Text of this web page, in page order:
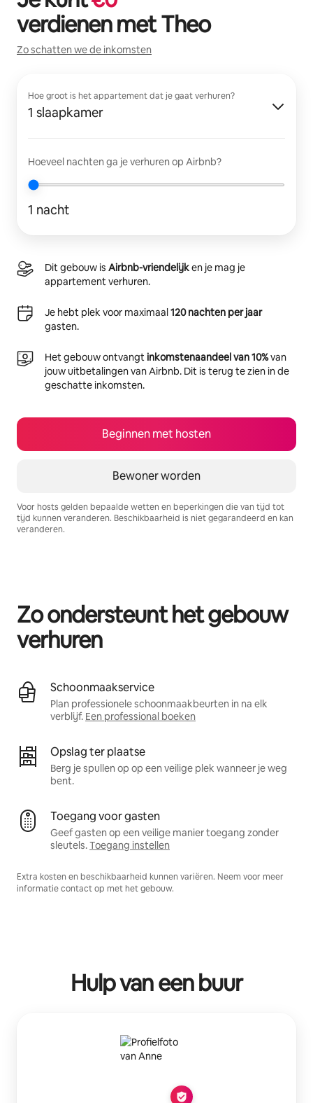
verdienen metTheo
Zo schatten we de inkomsten
Hoe groot is het appartement dat je gaat verhuren?
1 slaapkamer
Hoeveel nachten ga je verhuren op Airbnb?
1 nacht
Dit gebouw is Airbnb-vriendelijken je mag je
appartement verhuren.
Je hebt plek voor maximaal120 nachten per jaar
gasten.
Het gebouw ontvangtinkomstenaandeel van 10%van
jouw uitbetalingen van Airbnb. Dit is terug te zien in de
geschatte inkomsten.
Beginnen met hosten
Bewoner worden
Voor hosts gelden bepaalde wetten en beperkingen die van tijd tot
tijd kunnen veranderen. Beschikbaarheid is niet gegarandeerd en kan
veranderen.
Zo ondersteunt het gebouw
verhuren
Schoonmaakservice
Plan professionele schoonmaakbeurten in na elk
verblijf. Een professional boeken
Opslag ter plaatse
Berg je spullen op op een veilige plek wanneer je weg
bent.
Toegang voor gasten
Geef gasten op een veilige manier toegang zonder
sleutels.Toegang instellen
Extra kosten en beschikbaarheid kunnen variëren. Neem voor meer
informatie contact op met het gebouw.
Hulp van een buur